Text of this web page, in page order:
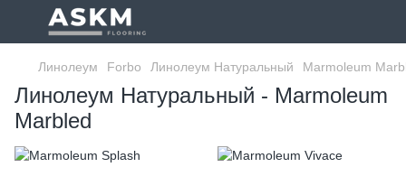
Линолеум Forbo Линолеум Натуральный Marmoleum
Линолеум Натуральный - Marmoleum
Marbled